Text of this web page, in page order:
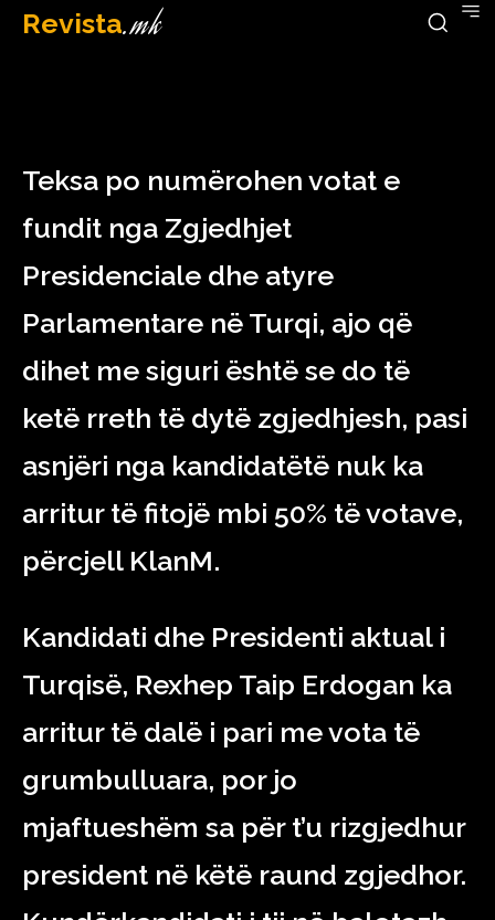
Revista.mk
May 15, 2023
Teksa po numërohen votat e
fundit nga Zgjedhjet
Presidenciale dhe atyre
Parlamentare në Turqi, ajo që
dihet me siguri është se do të
ketë rreth të dytë zgjedhjesh, pasi
asnjëri nga kandidatëtë nuk ka
arritur të fitojë mbi 50% të votave,
përcjell KlanM.
Kandidati dhe Presidenti aktual i
Turqisë, Rexhep Taip Erdogan ka
arritur të dalë i pari me vota të
grumbulluara, por jo
mjaftueshëm sa për t’u rizgjedhur
president në këtë raund zgjedhor.